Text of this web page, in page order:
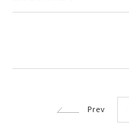
Prev